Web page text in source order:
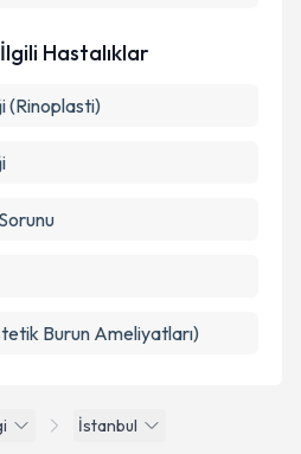
İstanbul
Hastalıklar
(Rinoplasti)
Burun Ameliyatları)